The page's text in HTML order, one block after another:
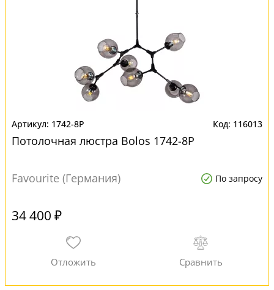
1742-8P 116013
Потолочная люстра Bolos 1742-8P
Favourite (Германия) По запросу
34 400 ₽